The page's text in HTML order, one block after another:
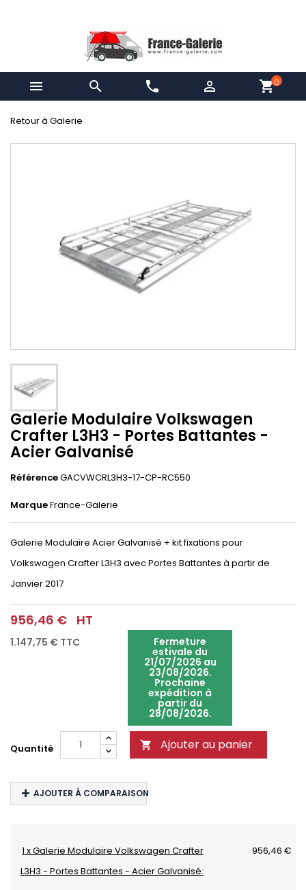
  phone  shopping_cart0
Retour à Galerie
Galerie Modulaire Volkswagen
Crafter L3H3 - Portes Battantes -
Acier Galvanisé
RéférenceGACVWCRL3H3-17-CP-RC550
MarqueFrance-Galerie
Galerie Modulaire Acier Galvanisé + kit fixations pour
Volkswagen Crafter L3H3 avec Portes Battantes à partir de
Janvier 2017
956,46 € HT
1.147,75 € TTC Fermeture
estivale du
21/07/2026 au
23/08/2026.
Prochaine
expédition à
partir du
28/08/2026.
Quantité  Ajouter au panier
AJOUTER À COMPARAISON
1 x Galerie Modulaire Volkswagen Crafter
L3H3 - Portes Battantes - Acier Galvanisé:
956,46 €